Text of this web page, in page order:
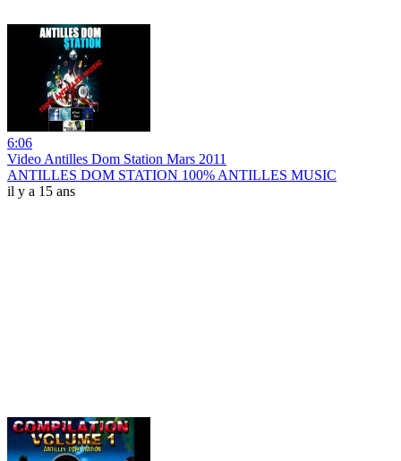
6:06
Video Antilles Dom Station Mars 2011
ANTILLES DOM STATION 100% ANTILLES MUSIC
il y a 15 ans